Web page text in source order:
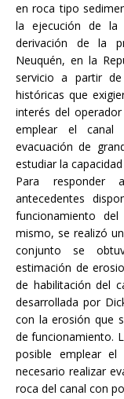
en roca tipo
la ejecución de la
derivación de la
Neuquén, en la
servicio a partir
históricas que
interés del
emplear el canal
evacuación de
estudiar la
Para responder
antecedentes
funcionamiento
mismo, se realizó
conjunto se
estimación de
de habilitación del
desarrollada por
con la erosión que
de funcionamiento.
posible emplear el
necesario realizar
roca del canal con